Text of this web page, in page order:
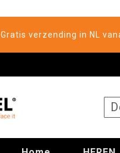
Gratis verzending in NL